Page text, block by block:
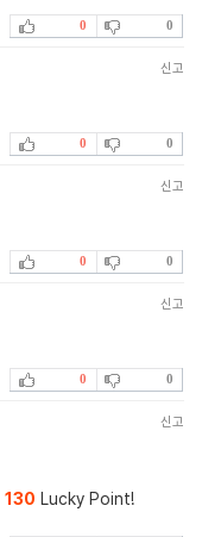
0 0
신고
0 0
신고
0 0
신고
0 0
신고
130 Lucky Point!